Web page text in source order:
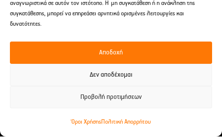
αναγνωριστικά σε αυτόν τον ιστότοπο. Η μη συγκατάθεση ή η ανάκληση της
συγκατάθεσης, μπορεί να επηρεάσει αρνητικά ορισμένες λειτουργίες και
δυνατότητες.
Αποδοχή
Δεν αποδέχομαι
Προβολή προτιμήσεων
Όροι ΧρήσηςΠολιτική Απορρήτου
Δαρειώτου 9 Tρίπολη, Ελλάδα
2710 238691
spititouaromatos2012@gmail.com
© 2026 Το Σπίτι του Αρώματος -